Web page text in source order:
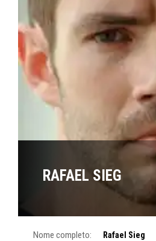
RAFAEL SIEG
Nome completo: Rafael Sieg